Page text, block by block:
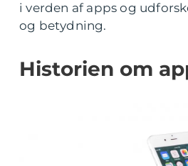
i verden af apps og
og betydning.
Historien om